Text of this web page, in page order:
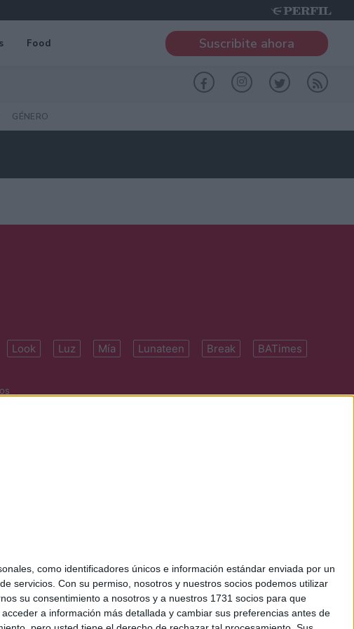
como identificadores únicos e información estándar enviada por un
servicios. Con su permiso, nosotros y nuestros socios podemos utilizar
su consentimiento a nosotros y a nuestros 1731 socios para que
a información más detallada y cambiar sus preferencias antes de
Food Suscribite ahora
GÉNERO
Look Luz Mía Lunateen Break BATimes